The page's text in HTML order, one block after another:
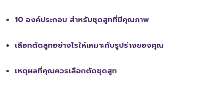
10 องค์ประกอบ สำหรับชุดสูทที่มีคุณภาพ
เลือกตัดสูทอย่างไรให้เหมาะกับรูปร่างของคุณ
เหตุผลที่คุณควรเลือกตัดชุดสูท